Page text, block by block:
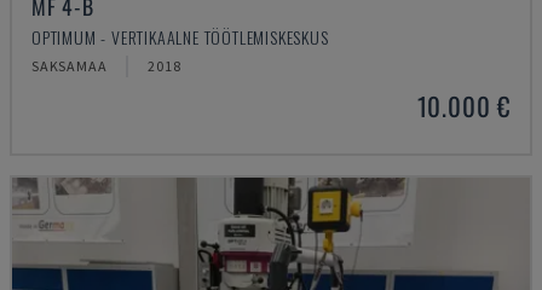
OPTIMUM - VERTIKAALNE TÖÖTLEMISKESKUS
SAKSAMAA 2018
10.000 €